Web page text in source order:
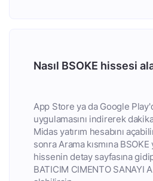
Nasıl BSOKE hissesi
App Store ya da Google
uygulamasını indirerek
Midas yatırım hesabını
sonra Arama kısmına BSOKE
hissenin detay sayfasına
BATICIM CIMENTO SANAYI